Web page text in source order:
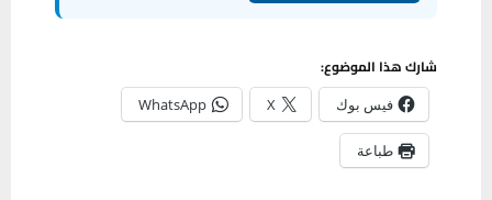
شارك هذا الموضوع:
فيس بوك X
WhatsApp
طباعة